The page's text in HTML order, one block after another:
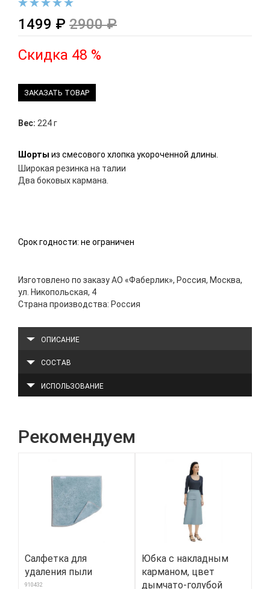
1499 ₽ 2900 ₽
Скидка 48 %
ЗАКАЗАТЬ ТОВАР
Вес: 224 г
Шорты из смесового хлопка укороченной длины.
Широкая резинка на талии
Два боковых кармана.
Срок годности: не ограничен
Изготовлено по заказу АО «Фаберлик», Россия, Москва,
ул. Никопольская, 4
Страна производства: Россия
ОПИСАНИЕ
СОСТАВ
ИСПОЛЬЗОВАНИЕ
Рекомендуем
Салфетка для
удаления пыли
910432
Юбка с накладным
карманом, цвет
дымчато-голубой